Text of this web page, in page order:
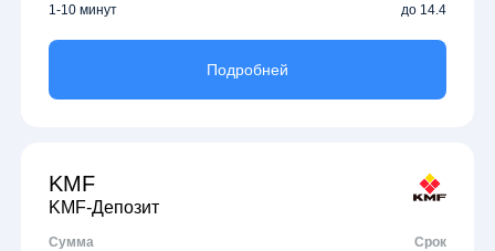
1-10 минут
до 14.4
Подробней
KMF
KMF-Депозит
Сумма
Срок